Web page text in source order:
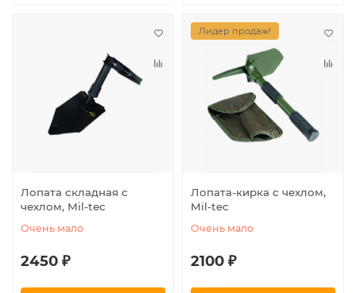
Лопата складная с
чехлом, Mil-tec
Очень мало
2450 ₽
Лидер продаж!
Лопата-кирка с чехлом,
Mil-tec
Очень мало
2100 ₽